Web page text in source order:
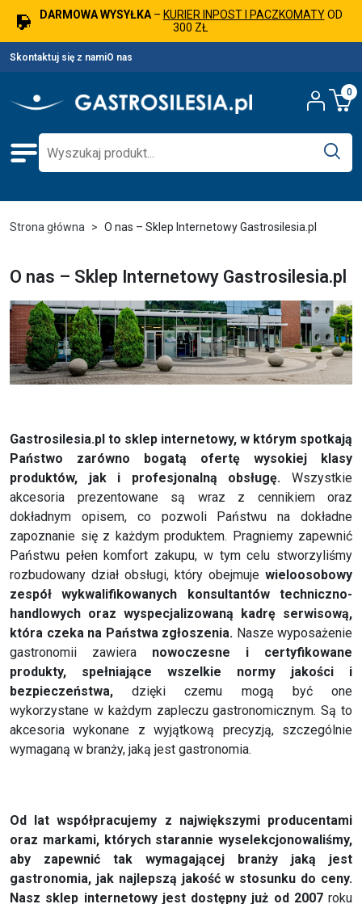
DARMOWA WYSYŁKA– KURIER INPOST I PACZKOMATYOD
300 ZŁ
Skontaktuj się z namiO nas
0
Strona główna O nas – Sklep Internetowy Gastrosilesia.pl
O nas – Sklep Internetowy Gastrosilesia.pl
Gastrosilesia.pl to sklep internetowy, w którym spotkają
Państwo zarówno bogatą ofertę wysokiej klasy
produktów, jak i profesjonalną obsługę. Wszystkie
akcesoria prezentowane są wraz z cennikiem oraz
dokładnym opisem, co pozwoli Państwu na dokładne
zapoznanie się z każdym produktem. Pragniemy zapewnić
Państwu pełen komfort zakupu, w tym celu stworzyliśmy
rozbudowany dział obsługi, który obejmuje wieloosobowy
zespół wykwalifikowanych konsultantów techniczno-
handlowych oraz wyspecjalizowaną kadrę serwisową,
która czeka na Państwa zgłoszenia. Nasze wyposażenie
gastronomii zawiera nowoczesne i certyfikowane
produkty, spełniające wszelkie normy jakości i
bezpieczeństwa, dzięki czemu mogą być one
wykorzystane w każdym zapleczu gastronomicznym. Są to
akcesoria wykonane z wyjątkową precyzją, szczególnie
wymaganą w branży, jaką jest gastronomia.
Od lat współpracujemy z największymi producentami
oraz markami, których starannie wyselekcjonowaliśmy,
aby zapewnić tak wymagającej branży jaką jest
gastronomia, jak najlepszą jakość w stosunku do ceny.
Nasz sklep internetowy jest dostępny już od 2007roku